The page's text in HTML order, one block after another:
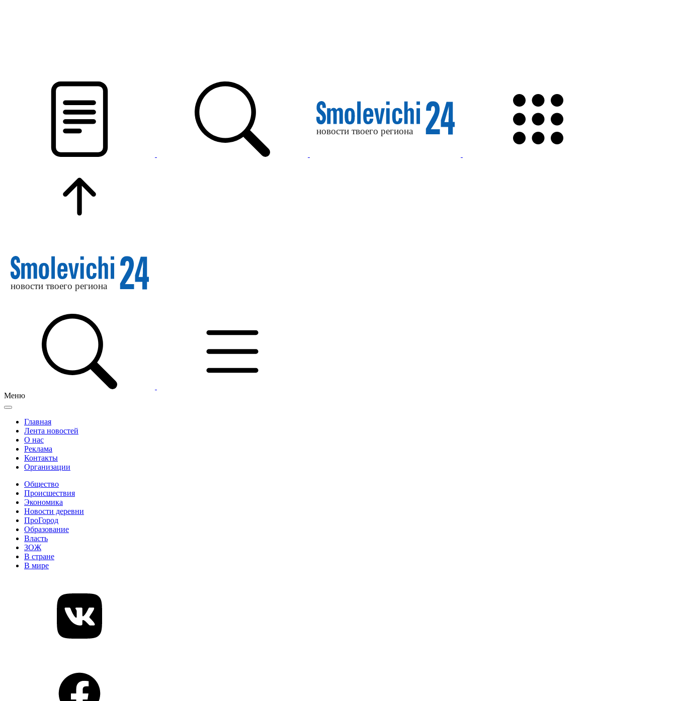
Меню
Главная
Лента новостей
О нас
Реклама
Контакты
Организации
Общество
Происшествия
Экономика
Новости деревни
ПроГород
Образование
Власть
ЗОЖ
В стране
В мире